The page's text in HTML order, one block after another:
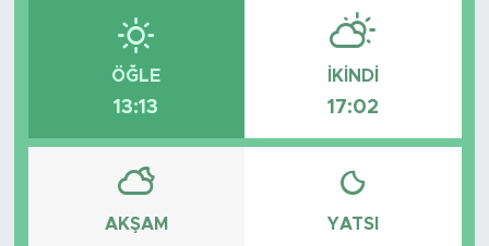
ÖĞLE
13:13
İKINDI
17:02
AKŞAM YATSI
YAZARLAR
POLİTİKA